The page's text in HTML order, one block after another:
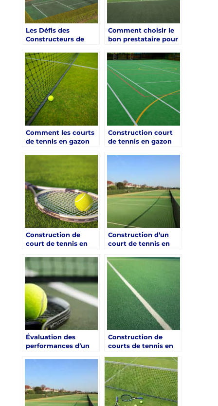
Les Défis des
Constructeurs de
Gazon Synthétique à
Nice
Comment choisir le
bon prestataire pour
court de tennis en
gazon synthétique à
Nice?
Comment les courts
de tennis en gazon
Construction court
de tennis en gazon
court de tennis en
gazon synthétique
par rapport à un
court en dur ?
Construction de
court de tennis en
Nice : Quel est le
coût moyen de
l’entretien annuel
d’un court en gazon
synthétique ?
Construction d’un
court de tennis en
Nice: Renforcement
de la sécurité des
courts de tennis pour
les écoles primaires
Évaluation des
performances d’un
Académies de tennis
Construction de
courts de tennis en
Choisir le bon
système de
refroidissement pour
un court de tennis en
gazon synthétique à